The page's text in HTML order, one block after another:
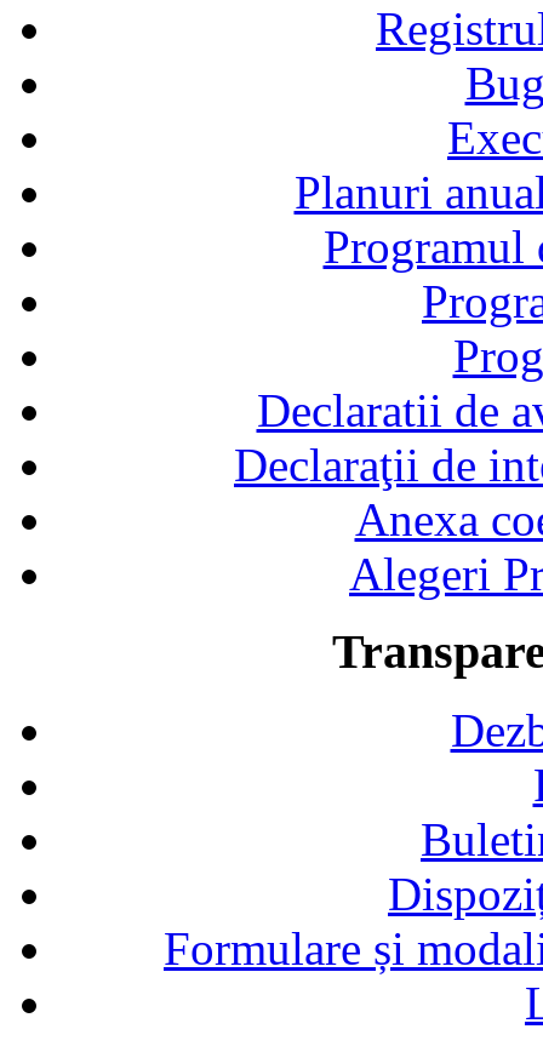
Planuri
Declaratii de
Declaraţii de
Anexa
Alegeri
Formulare și